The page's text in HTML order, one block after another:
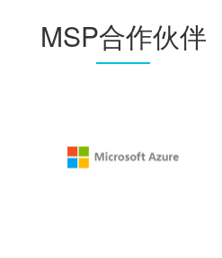
MSP合作伙伴